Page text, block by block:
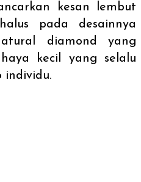
kesan lembut
pada desainnya
diamond
yang
kecil yang selalu
individu.